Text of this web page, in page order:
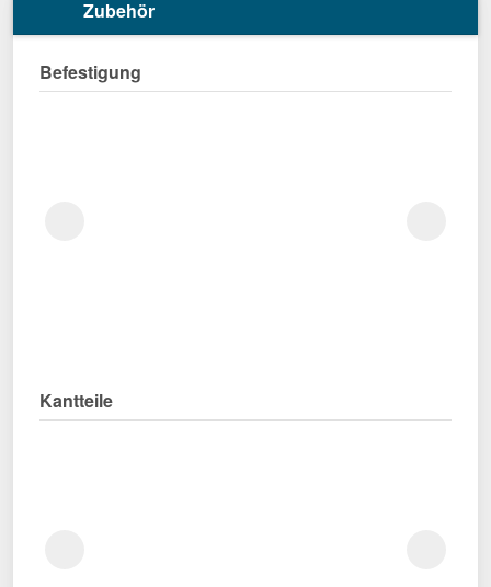
Zubehör
Befestigung
Kantteile